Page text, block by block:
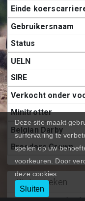
Statiestieken
Deze site maakt
surfervaring te
spelen op uw
voorkeuren. Door
deze cookies.
Sluiten